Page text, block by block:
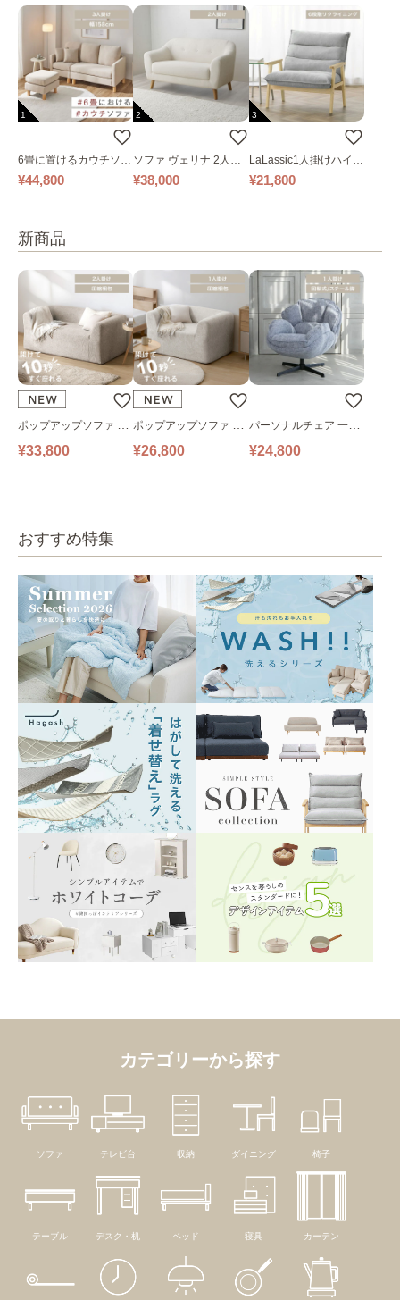
1
6畳に置けるカウチソフ
ァ｜ベージュ
¥44,800
2
ソファ ヴェリナ 2人掛
け
¥38,000
3
LaLassic1人掛けハイバ
ックソファ ワイド
¥21,800
新商品
ポップアップソファ ソ
ファ フロアソファ 幅14
¥33,800
ポップアップソファ ソ
ファ フロアソファ 幅10
¥26,800
パーソナルチェア 一人
掛けソファ O’HANA ソ
¥24,800
おすすめ特集
カテゴリーから探す
ソファ テレビ台 収納 ダイニング 椅子
テーブル デスク・机 ベッド 寝具 カーテン